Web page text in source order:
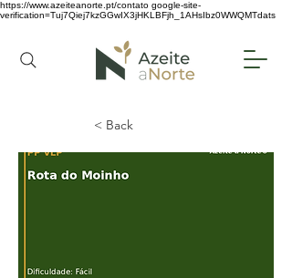
https://www.azeiteanorte.pt/contato google-site-
verification=Tuj7Qiej7kzGGwIX3jHKLBFjh_1AHsIbz0WWQMTdats
< Back